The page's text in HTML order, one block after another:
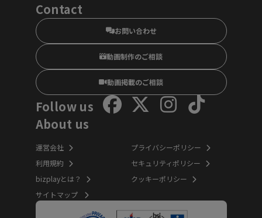
Contact
お問い合わせ
動画制作のご相談
動画掲載のご相談
Follow us
About us
運営会社
利用規約
bizplayとは？
サイトマップ
プライバシーポリシー
セキュリティポリシー
クッキーポリシー